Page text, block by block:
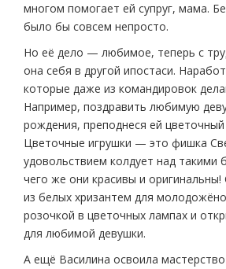
многом помогает ей супруг, мама.
было бы совсем непросто.
Но её дело — любимое, теперь с
она себя в другой ипостаси.
которые даже из командировок
Например, поздравить любимую
рождения, преподнеся ей
Цветочные игрушки — это фишка
удовольствием колдует над такими
чего же они красивы и
из белых хризантем для
розочкой в цветочных лампах и
для любимой девушки.
А ещё Василина освоила